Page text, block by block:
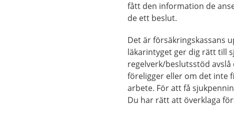
fått den information de
de ett beslut.
Det är försäkringskassans
läkarintyget ger dig rätt till
regelverk/beslutsstöd
föreligger eller om det inte
arbete. För att få
Du har rätt att överklaga